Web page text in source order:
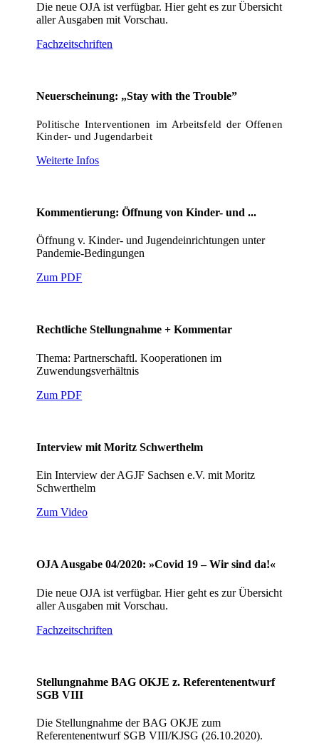
Die neue OJA ist verfügbar. Hier geht es zur Übersicht
aller Ausgaben mit Vorschau.
Fachzeitschriften
Neuerscheinung: „Stay with the Trouble”
Politische Interventionen im Arbeitsfeld der Offenen
Kinder- und Jugendarbeit
Weiterte Infos
Kommentierung: Öffnung von Kinder- und ...
Öffnung v. Kinder- und Jugendeinrichtungen unter
Pandemie-Bedingungen
Zum PDF
Rechtliche Stellungnahme + Kommentar
Thema: Partnerschaftl. Kooperationen im
Zuwendungsverhältnis
Zum PDF
Interview mit Moritz Schwerthelm
Ein Interview der AGJF Sachsen e.V. mit Moritz
Schwerthelm
Zum Video
OJA Ausgabe 04/2020: »Covid 19 – Wir sind da!«
Die neue OJA ist verfügbar. Hier geht es zur Übersicht
aller Ausgaben mit Vorschau.
Fachzeitschriften
Stellungnahme BAG OKJE z. Referentenentwurf
SGB VIII
Die Stellungnahme der BAG OKJE zum
Referentenentwurf SGB VIII/KJSG (26.10.2020).